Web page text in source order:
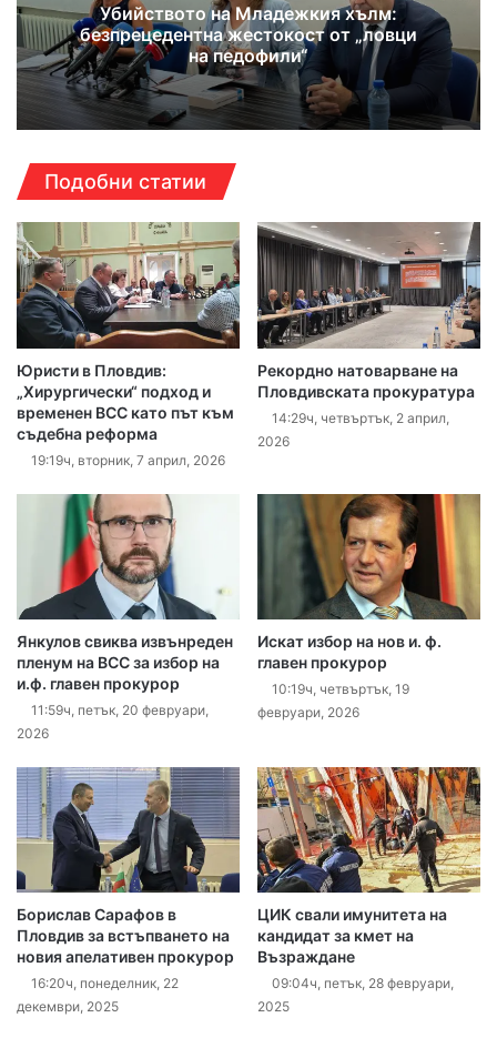
Убийството на Младежкия хълм:
безпрецедентна жестокост от „ловци
на педофили“
Подобни статии
Юристи в Пловдив:
„Хирургически“ подход и
временен ВСС като път към
съдебна реформа
19:19ч, вторник, 7 април, 2026
Рекордно натоварване на
Пловдивската прокуратура
14:29ч, четвъртък, 2 април,
2026
Янкулов свиква извънреден
пленум на ВСС за избор на
и.ф. главен прокурор
11:59ч, петък, 20 февруари,
2026
Искат избор на нов и. ф.
главен прокурор
10:19ч, четвъртък, 19
февруари, 2026
Борислав Сарафов в
Пловдив за встъпването на
новия апелативен прокурор
16:20ч, понеделник, 22
декември, 2025
ЦИК свали имунитета на
кандидат за кмет на
Възраждане
09:04ч, петък, 28 февруари,
2025